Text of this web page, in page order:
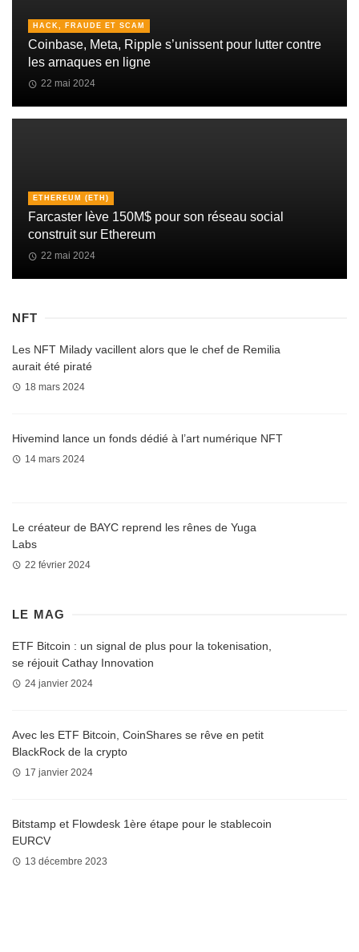
HACK, FRAUDE ET SCAM
Coinbase, Meta, Ripple s’unissent pour lutter contre
les arnaques en ligne
22 mai 2024
ETHEREUM (ETH)
Farcaster lève 150M$ pour son réseau social
construit sur Ethereum
22 mai 2024
NFT
Les NFT Milady vacillent alors que le chef de Remilia
aurait été piraté
18 mars 2024
Hivemind lance un fonds dédié à l’art numérique NFT
14 mars 2024
Le créateur de BAYC reprend les rênes de Yuga
Labs
22 février 2024
LE MAG
ETF Bitcoin : un signal de plus pour la tokenisation,
se réjouit Cathay Innovation
24 janvier 2024
Avec les ETF Bitcoin, CoinShares se rêve en petit
BlackRock de la crypto
17 janvier 2024
Bitstamp et Flowdesk 1ère étape pour le stablecoin
EURCV
13 décembre 2023